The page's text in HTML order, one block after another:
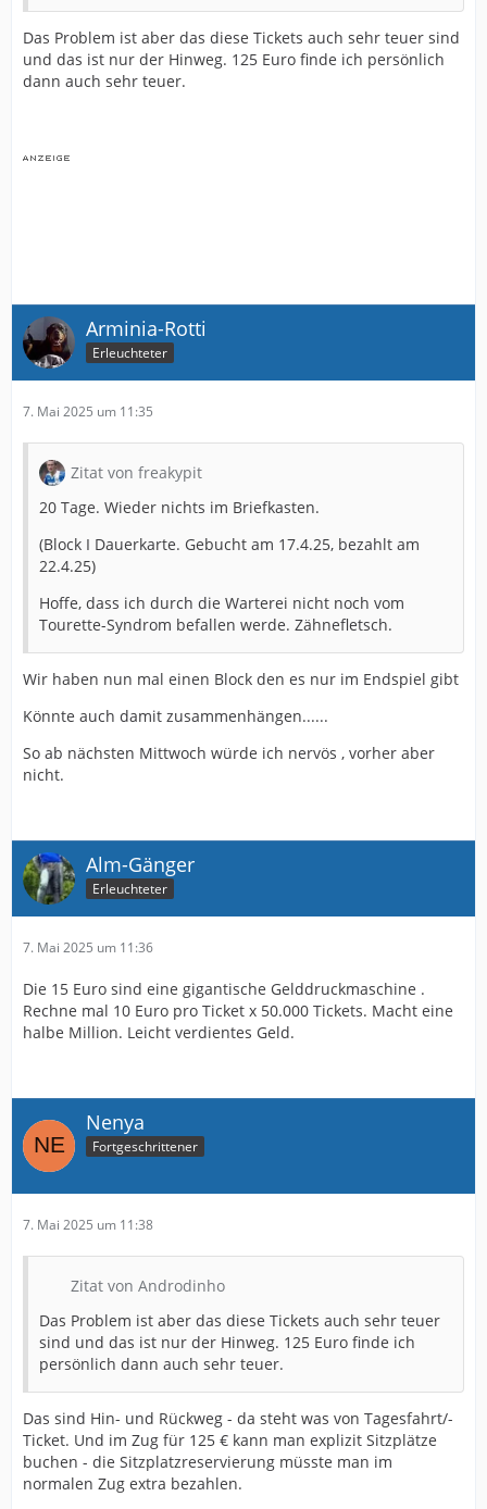
Das Problem ist aber das diese Tickets auch sehr teuer sind
und das ist nur der Hinweg. 125 Euro finde ich persönlich
dann auch sehr teuer.
Arminia-Rotti
Erleuchteter
7. Mai 2025 um 11:35
Zitat von freakypit
20 Tage. Wieder nichts im Briefkasten.
(Block I Dauerkarte. Gebucht am 17.4.25, bezahlt am
22.4.25)
Hoffe, dass ich durch die Warterei nicht noch vom
Tourette-Syndrom befallen werde. Zähnefletsch.
Wir haben nun mal einen Block den es nur im Endspiel gibt
Könnte auch damit zusammenhängen......
So ab nächsten Mittwoch würde ich nervös , vorher aber
nicht.
Alm-Gänger
Erleuchteter
7. Mai 2025 um 11:36
Die 15 Euro sind eine gigantische Gelddruckmaschine .
Rechne mal 10 Euro pro Ticket x 50.000 Tickets. Macht eine
halbe Million. Leicht verdientes Geld.
Nenya
Fortgeschrittener
7. Mai 2025 um 11:38
Zitat von Androdinho
Das Problem ist aber das diese Tickets auch sehr teuer
sind und das ist nur der Hinweg. 125 Euro finde ich
persönlich dann auch sehr teuer.
Das sind Hin- und Rückweg - da steht was von Tagesfahrt/-
Ticket. Und im Zug für 125 € kann man explizit Sitzplätze
buchen - die Sitzplatzreservierung müsste man im
normalen Zug extra bezahlen.